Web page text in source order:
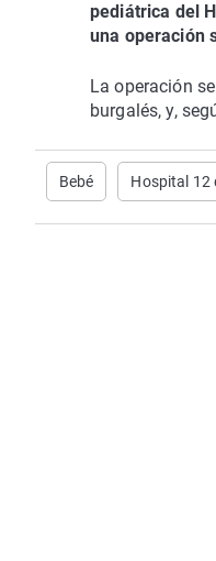
pediátrica del
una operación
La operación
burgalés, y,
Bebé Hospital 12